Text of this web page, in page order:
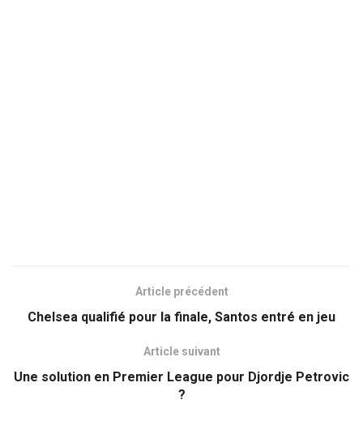
Article précédent
Chelsea qualifié pour la finale, Santos entré en jeu
Article suivant
Une solution en Premier League pour Djordje Petrovic
?